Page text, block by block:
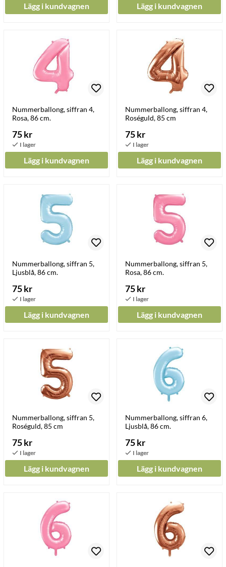
Lägg i kundvagnen Lägg i kundvagnen
Nummerballong, siffran 4,
Rosa, 86 cm.
75 kr
Lägg i kundvagnen
Nummerballong, siffran 4,
Roséguld, 85 cm
75 kr
Lägg i kundvagnen
Nummerballong, siffran 5,
Ljusblå, 86 cm.
75 kr
Lägg i kundvagnen
Nummerballong, siffran 5,
Rosa, 86 cm.
75 kr
Lägg i kundvagnen
Nummerballong, siffran 5,
Roséguld, 85 cm
75 kr
Lägg i kundvagnen
Nummerballong, siffran 6,
Ljusblå, 86 cm.
75 kr
Lägg i kundvagnen